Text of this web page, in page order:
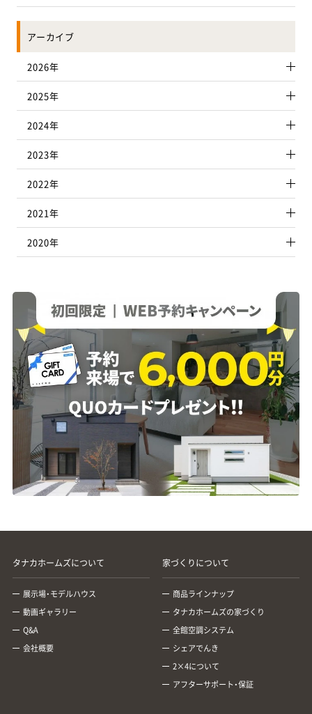
アーカイブ
2026年
2025年
2024年
2023年
2022年
2021年
2020年
タナカホームズについて
展示場・モデルハウス
動画ギャラリー
Q&A
会社概要
家づくりについて
商品ラインナップ
タナカホームズの家づくり
全館空調システム
シェアでんき
2×4について
アフターサポート・保証